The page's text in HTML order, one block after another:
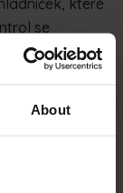
About
se